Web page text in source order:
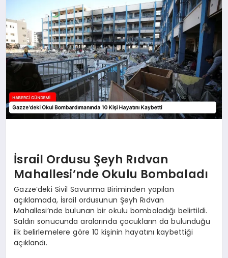
İsrail Ordusu Şeyh Rıdvan
Mahallesi’nde Okulu Bombaladı
Gazze’deki Sivil Savunma Biriminden yapılan
açıklamada, İsrail ordusunun Şeyh Rıdvan
Mahallesi’nde bulunan bir okulu bombaladığı belirtildi.
Saldırı sonucunda aralarında çocukların da bulunduğu
ilk belirlemelere göre 10 kişinin hayatını kaybettiği
açıklandı.